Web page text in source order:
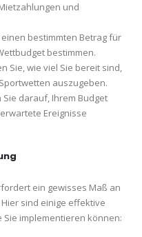
und
einen bestimmten Betrag für
bestimmen.
Sie, wie viel Sie bereit sind,
auszugeben.
Sie darauf, Ihrem Budget
Ereignisse
ein gewisses Maß an
sind einige effektive
implementieren können: